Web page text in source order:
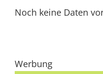
Noch keine Daten
Werbung